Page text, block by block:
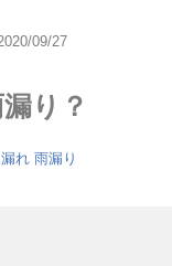
09/27
り？
れ 雨漏り